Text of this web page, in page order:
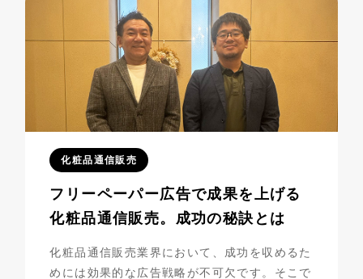
化粧品通信販売
フリーペーパー広告で成果を上げる
化粧品通信販売。成功の秘訣とは
化粧品通信販売業界において、成功を収めるた
めには効果的な広告戦略が不可欠です。そこで